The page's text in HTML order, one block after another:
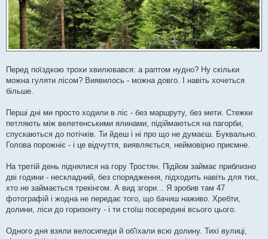
Перед поїздкою трохи хвилювався: а раптом нудно? Ну скільки
можна гуляти лісом? Виявилось - можна довго. І навіть хочеться
більше.
Перші дні ми просто ходили в ліс - без маршруту, без мети. Стежки
петляють між велетенськими ялинами, підіймаються на пагорби,
спускаються до потічків. Ти йдеш і ні про що не думаєш. Буквально.
Голова порожніє - і це відчуття, виявляється, неймовірно приємне.
На третій день піднялися на гору Тростян. Підйом займає приблизно
дві години - нескладний, без спорядження, підходить навіть для тих,
хто не займається трекінгом. А вид згори... Я зробив там 47
фотографій і жодна не передає того, що бачиш наживо. Хребти,
долини, ліси до горизонту - і ти стоїш посередині всього цього.
Одного дня взяли велосипеди й об'їхали всю долину. Тихі вулиці,